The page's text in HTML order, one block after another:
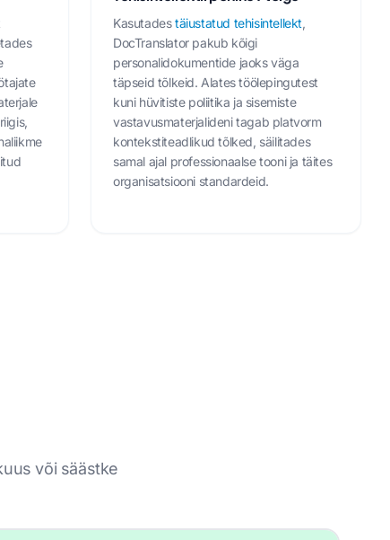
Kasutadestäiustatud tehisintellekt,
DocTranslator pakub kõigi
personalidokumentide jaoks väga
täpseid tõlkeid. Alates töölepingutest
kuni hüvitiste poliitika ja sisemiste
vastavusmaterjalideni tagab platvorm
kontekstiteadlikud tõlked, säilitades
samal ajal professionaalse tooni ja täites
organisatsiooni standardeid.
või säästke